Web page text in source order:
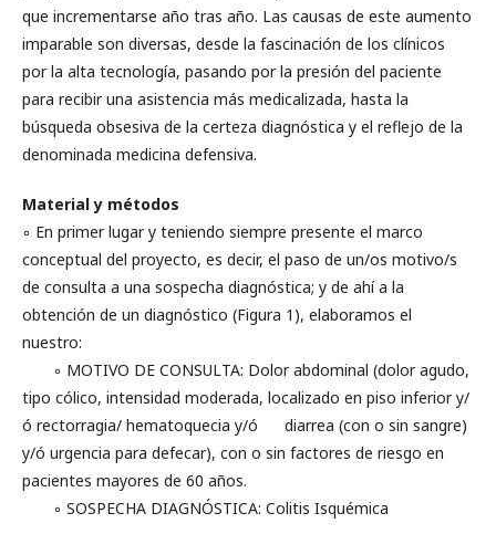
que incrementarse año tras año. Las causas de este aumento
imparable son diversas, desde la fascinación de los clínicos
por la alta tecnología, pasando por la presión del paciente
para recibir una asistencia más medicalizada, hasta la
búsqueda obsesiva de la certeza diagnóstica y el reflejo de la
denominada medicina defensiva.
Material y métodos
◦ En primer lugar y teniendo siempre presente el marco
conceptual del proyecto, es decir, el paso de un/os motivo/s
de consulta a una sospecha diagnóstica; y de ahí a la
obtención de un diagnóstico (Figura 1), elaboramos el
nuestro:
◦ MOTIVO DE CONSULTA: Dolor abdominal (dolor agudo,
tipo cólico, intensidad moderada, localizado en piso inferior y/
ó rectorragia/ hematoquecia y/ó diarrea (con o sin sangre)
y/ó urgencia para defecar), con o sin factores de riesgo en
pacientes mayores de 60 años.
◦ SOSPECHA DIAGNÓSTICA: Colitis Isquémica